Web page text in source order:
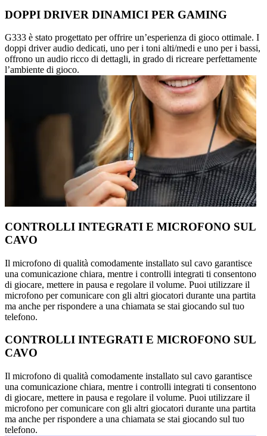
DOPPI DRIVER DINAMICI PER GAMING
G333 è stato progettato per offrire un’esperienza di gioco ottimale. I
doppi driver audio dedicati, uno per i toni alti/medi e uno per i bassi,
offrono un audio ricco di dettagli, in grado di ricreare perfettamente
l’ambiente di gioco.
CONTROLLI INTEGRATI E MICROFONO SUL
CAVO
Il microfono di qualità comodamente installato sul cavo garantisce
una comunicazione chiara, mentre i controlli integrati ti consentono
di giocare, mettere in pausa e regolare il volume. Puoi utilizzare il
microfono per comunicare con gli altri giocatori durante una partita
ma anche per rispondere a una chiamata se stai giocando sul tuo
telefono.
CONTROLLI INTEGRATI E MICROFONO SUL
CAVO
Il microfono di qualità comodamente installato sul cavo garantisce
una comunicazione chiara, mentre i controlli integrati ti consentono
di giocare, mettere in pausa e regolare il volume. Puoi utilizzare il
microfono per comunicare con gli altri giocatori durante una partita
ma anche per rispondere a una chiamata se stai giocando sul tuo
telefono.